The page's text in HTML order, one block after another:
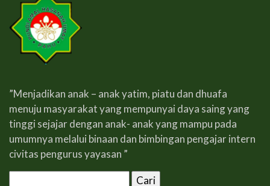
”Menjadikan anak – anak yatim, piatu dan dhuafa
menuju masyarakat yang mempunyai daya saing yang
tinggi sejajar dengan anak- anak yang mampu pada
umumnya melalui binaan dan bimbingan pengajar intern
civitas pengurus yayasan ”